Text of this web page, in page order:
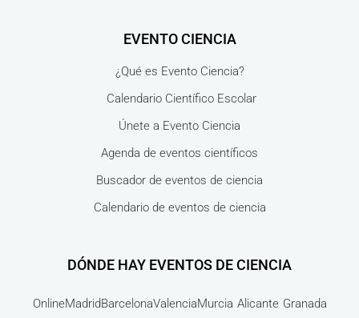
EVENTO CIENCIA
¿Qué es Evento Ciencia?
Calendario Científico Escolar
Únete a Evento Ciencia
Agenda de eventos científicos
Buscador de eventos de ciencia
Calendario de eventos de ciencia
DÓNDE HAY EVENTOS DE CIENCIA
OnlineMadridBarcelonaValenciaMurcia Alicante Granada